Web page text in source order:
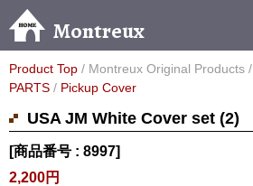
Montreux
Product Top / Montreux Original Products /
PARTS / Pickup Cover
USA JM White Cover set (2)
[商品番号 : 8997]
2,200円